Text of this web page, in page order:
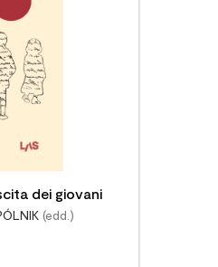
dei giovani
(edd.)